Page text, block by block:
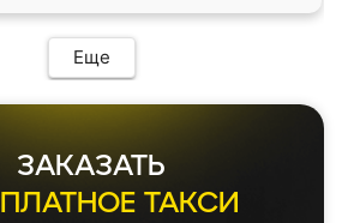
Еще
ЗАКАЗАТЬ
ТАКСИ